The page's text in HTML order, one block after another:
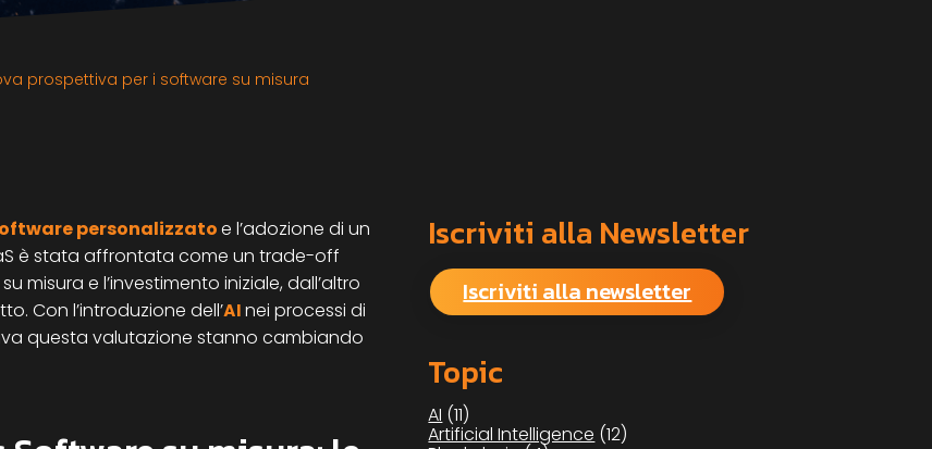
prospettiva per i software su misura
personalizzatoe l’adozione di un
è stata affrontata come un trade-off
misura e l’investimento iniziale, dall’altro
Con l’introduzione dell’AInei processi di
questa valutazione stanno cambiando
Iscriviti alla Newsletter
Iscriviti alla newsletter
Topic
AI (11)
Artificial Intelligence (12)